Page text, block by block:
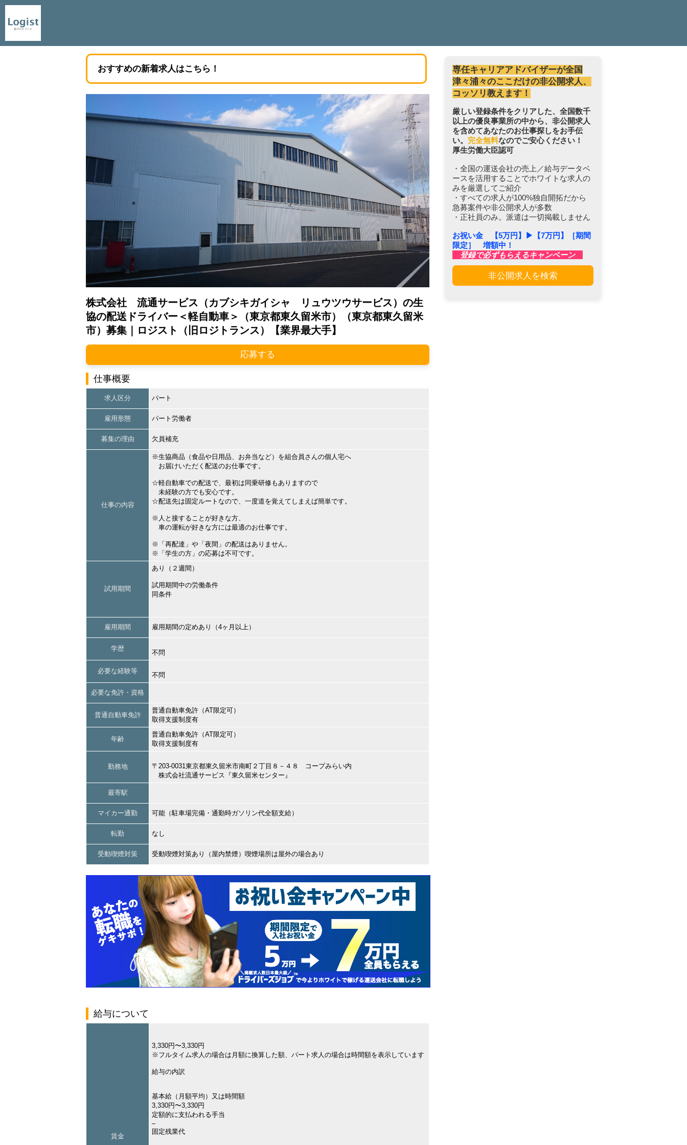
おすすめの新着求人はこちら！
株式会社 流通サービス（カブシキガイシャ リュウツウサービス）の生
協の配送ドライバー＜軽自動車＞（東京都東久留米市）（東京都東久留米
市）募集｜ロジスト（旧ロジトランス）【業界最大手】
応募する
仕事概要
求人区分 パート
雇用形態 パート労働者
募集の理由 欠員補充
仕事の内容
※生協商品（食品や日用品、お弁当など）を組合員さんの個人宅へ
お届けいただく配送のお仕事です。
☆軽自動車での配送で、最初は同乗研修もありますので
未経験の方でも安心です。
☆配送先は固定ルートなので、一度道を覚えてしまえば簡単です。
※人と接することが好きな方、
車の運転が好きな方には最適のお仕事です。
※「再配達」や「夜間」の配送はありません。
※「学生の方」の応募は不可です。
試用期間
あり（２週間）
試用期間中の労働条件
同条件
雇用期間 雇用期間の定めあり（4ヶ月以上）
学歴
不問
必要な経験等
不問
必要な免許・資格
普通自動車免許
普通自動車免許（AT限定可）
取得支援制度有
年齢
普通自動車免許（AT限定可）
取得支援制度有
勤務地
〒203-0031東京都東久留米市南町２丁目８－４８ コープみらい内
株式会社流通サービス『東久留米センター』
最寄駅
マイカー通勤 可能（駐車場完備・通勤時ガソリン代全額支給）
転勤 なし
受動喫煙対策 受動喫煙対策あり（屋内禁煙）喫煙場所は屋外の場合あり
給与について
賃金
3,330円〜3,330円
※フルタイム求人の場合は月額に換算した額、パート求人の場合は時間額を表示しています
給与の内訳
基本給（月額平均）又は時間額
3,330円〜3,330円
定額的に支払われる手当
–
固定残業代
専任キャリアアドバイザーが全国
津々浦々のここだけの非公開求人、
コッソリ教えます！
厳しい登録条件をクリアした、全国数千
以上の優良事業所の中から、非公開求人
を含めてあなたのお仕事探しをお手伝
い。 完全無料なのでご安心ください！
厚生労働大臣認可
・全国の運送会社の売上／給与データベ
ースを活用することでホワイトな求人の
みを厳選してご紹介
・すべての求人が100%独自開拓だから
急募案件や非公開求人が多数
・正社員のみ。派遣は一切掲載しません
お祝い金 【5万円】▶︎【7万円】［期間
限定］ 増額中！
登録で必ずもらえるキャンペーン
非公開求人を検索